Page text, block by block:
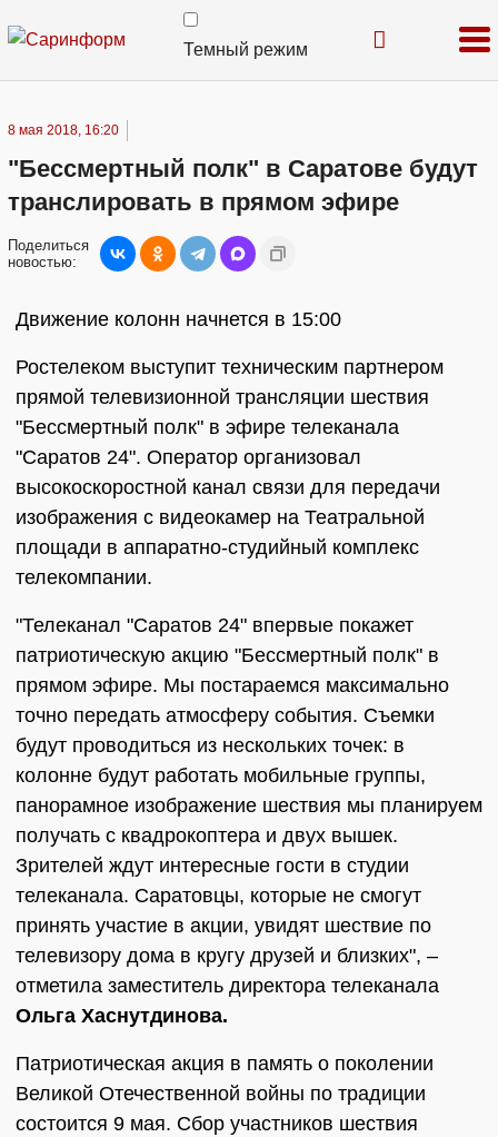
Темный режим
8 мая 2018, 16:20
"Бессмертный полк" в Саратове будут
транслировать в прямом эфире
Поделиться
новостью:
Движение колонн начнется в 15:00
Ростелеком выступит техническим партнером
прямой телевизионной трансляции шествия
"Бессмертный полк" в эфире телеканала
"Саратов 24". Оператор организовал
высокоскоростной канал связи для передачи
изображения с видеокамер на Театральной
площади в аппаратно-студийный комплекс
телекомпании.
"Телеканал "Саратов 24" впервые покажет
патриотическую акцию "Бессмертный полк" в
прямом эфире. Мы постараемся максимально
точно передать атмосферу события. Съемки
будут проводиться из нескольких точек: в
колонне будут работать мобильные группы,
панорамное изображение шествия мы планируем
получать с квадрокоптера и двух вышек.
Зрителей ждут интересные гости в студии
телеканала. Саратовцы, которые не смогут
принять участие в акции, увидят шествие по
телевизору дома в кругу друзей и близких", –
отметила заместитель директора телеканала
Ольга Хаснутдинова.
Патриотическая акция в память о поколении
Великой Отечественной войны по традиции
состоится 9 мая. Сбор участников шествия